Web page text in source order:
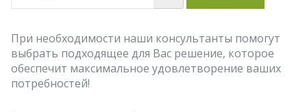
При необходимости наши консультанты помогут
выбрать подходящее для Вас решение, которое
обеспечит максимальное удовлетворение ваших
потребностей!